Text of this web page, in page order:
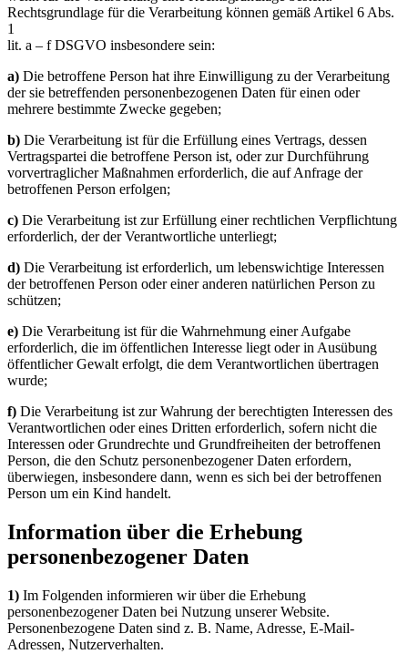
Rechtsgrundlage für die Verarbeitung können gemäß Artikel 6 Abs.
1
lit. a – f DSGVO insbesondere sein:
a) Die betroffene Person hat ihre Einwilligung zu der Verarbeitung
der sie betreffenden personenbezogenen Daten für einen oder
mehrere bestimmte Zwecke gegeben;
b) Die Verarbeitung ist für die Erfüllung eines Vertrags, dessen
Vertragspartei die betroffene Person ist, oder zur Durchführung
vorvertraglicher Maßnahmen erforderlich, die auf Anfrage der
betroffenen Person erfolgen;
c) Die Verarbeitung ist zur Erfüllung einer rechtlichen Verpflichtung
erforderlich, der der Verantwortliche unterliegt;
d) Die Verarbeitung ist erforderlich, um lebenswichtige Interessen
der betroffenen Person oder einer anderen natürlichen Person zu
schützen;
e) Die Verarbeitung ist für die Wahrnehmung einer Aufgabe
erforderlich, die im öffentlichen Interesse liegt oder in Ausübung
öffentlicher Gewalt erfolgt, die dem Verantwortlichen übertragen
wurde;
f) Die Verarbeitung ist zur Wahrung der berechtigten Interessen des
Verantwortlichen oder eines Dritten erforderlich, sofern nicht die
Interessen oder Grundrechte und Grundfreiheiten der betroffenen
Person, die den Schutz personenbezogener Daten erfordern,
überwiegen, insbesondere dann, wenn es sich bei der betroffenen
Person um ein Kind handelt.
Information über die Erhebung
personenbezogener Daten
1) Im Folgenden informieren wir über die Erhebung
personenbezogener Daten bei Nutzung unserer Website.
Personenbezogene Daten sind z. B. Name, Adresse, E-Mail-
Adressen, Nutzerverhalten.